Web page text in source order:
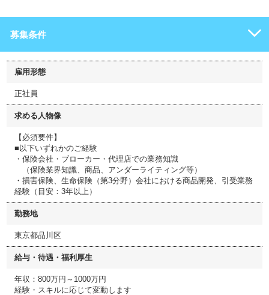
募集条件
雇用形態
正社員
求める人物像
【必須要件】
■以下いずれかのご経験
・保険会社・ブローカー・代理店での業務知識
（保険業界知識、商品、アンダーライティング等）
・損害保険、生命保険（第3分野）会社における商品開発、引受業務
経験（目安：3年以上）
勤務地
東京都品川区
給与・待遇・福利厚生
年収：800万円～1000万円
経験・スキルに応じて変動します